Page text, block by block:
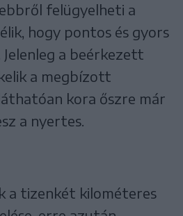
felügyelheti a
hogy pontos és gyors
Jelenleg a beérkezett
a megbízott
kora őszre már
a nyertes.
a tizenkét kilométeres